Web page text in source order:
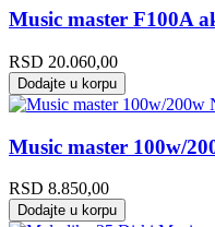
Music master F100A
RSD 20.060,00
Dodajte u korpu
Music master 100w/
RSD 8.850,00
Dodajte u korpu